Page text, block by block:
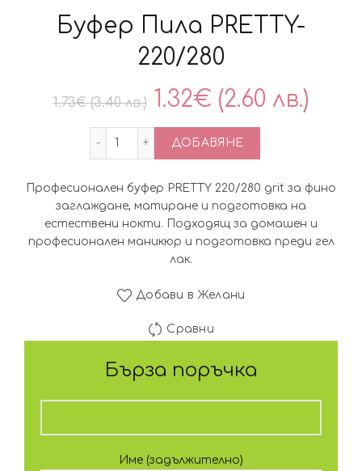
Буфер Пила PRETTY-
220/280
1.73€ (3.40 лв.) Original
price
1.73€
(3.40
1.32€ (2.60 лв.)
(2.60
количество за Буфер Пила PRETTY-
ДОБАВЯНЕ
Професионален буфер PRETTY 220/280 grit за фино
заглаждане, матиране и подготовка на
естествени нокти. Подходящ за домашен и
професионален маникюр и подготовка преди гел
лак.
Добави в Желани
Сравни
Бърза поръчка
Име (задължително)